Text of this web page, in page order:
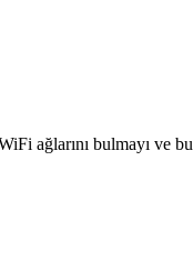
ağlarını bulmayı ve